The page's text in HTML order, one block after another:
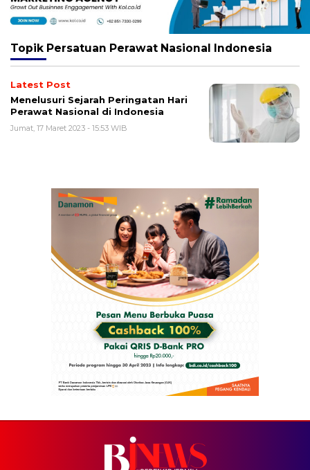
Topik Persatuan Perawat Nasional Indonesia
Latest Post
Menelusuri Sejarah Peringatan Hari
Perawat Nasional di Indonesia
Jumat, 17 Maret 2023 - 15:53 WIB